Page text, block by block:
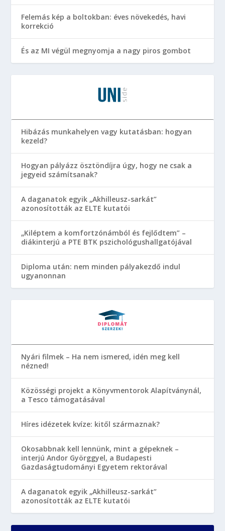
Felemás kép a boltokban: éves növekedés, havi
korrekció
És az MI végül megnyomja a nagy piros gombot
Hibázás munkahelyen vagy kutatásban: hogyan
kezeld?
Hogyan pályázz ösztöndíjra úgy, hogy ne csak a
jegyeid számítsanak?
A daganatok egyik „Akhilleusz-sarkát”
azonosították az ELTE kutatói
„Kiléptem a komfortzónámból és fejlődtem” –
diákinterjú a PTE BTK pszichológushallgatójával
Diploma után: nem minden pályakezdő indul
ugyanonnan
Nyári filmek – Ha nem ismered, idén meg kell
nézned!
Közösségi projekt a Könyvmentorok Alapítványnál,
a Tesco támogatásával
Híres idézetek kvíze: kitől származnak?
Okosabbnak kell lennünk, mint a gépeknek –
interjú Andor Györggyel, a Budapesti
Gazdaságtudományi Egyetem rektorával
A daganatok egyik „Akhilleusz-sarkát”
azonosították az ELTE kutatói